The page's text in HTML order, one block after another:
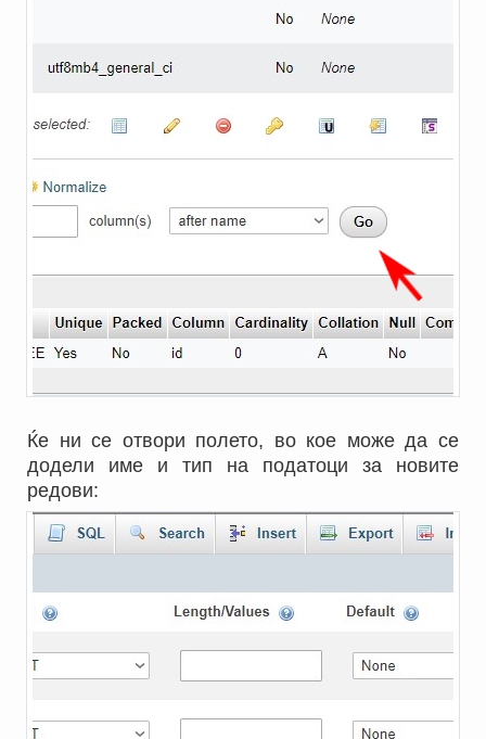
Ќе ни се отвори полето, во кое може да се
додели име и тип на податоци за новите
редови: